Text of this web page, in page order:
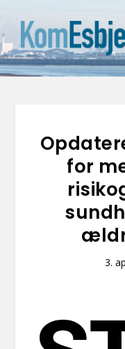
for
3.